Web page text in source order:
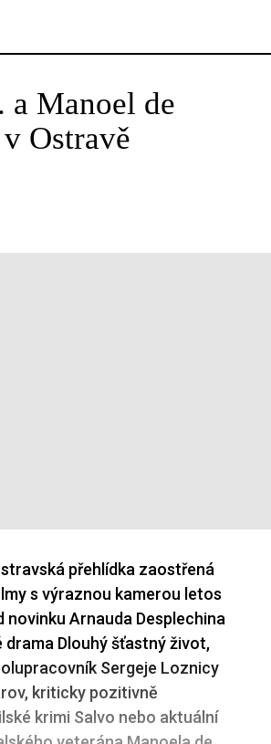
V košíku zatím nemáte žádné položky.
a Manoel de
Ostravě
přehlídka zaostřená
s výraznou kamerou letos
novinku Arnauda Desplechina
drama Dlouhý šťastný život,
Sergeje Loznicy
kriticky pozitivně
krimi Salvo nebo aktuální